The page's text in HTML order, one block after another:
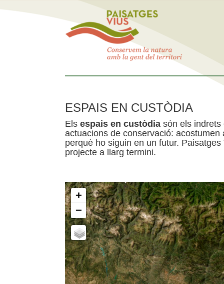
ESPAIS EN CUSTÒDIA
Els espais en custòdia són els indrets
actuacions de conservació:
perquè ho siguin en un futur.
projecte a llarg termini.
+
−